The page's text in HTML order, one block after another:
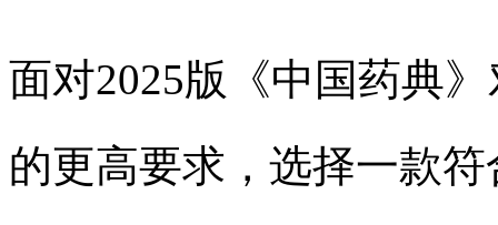
面对2025版《中国药典
的更高要求，选择一款